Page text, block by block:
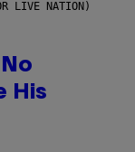
LIVE NATION)
His